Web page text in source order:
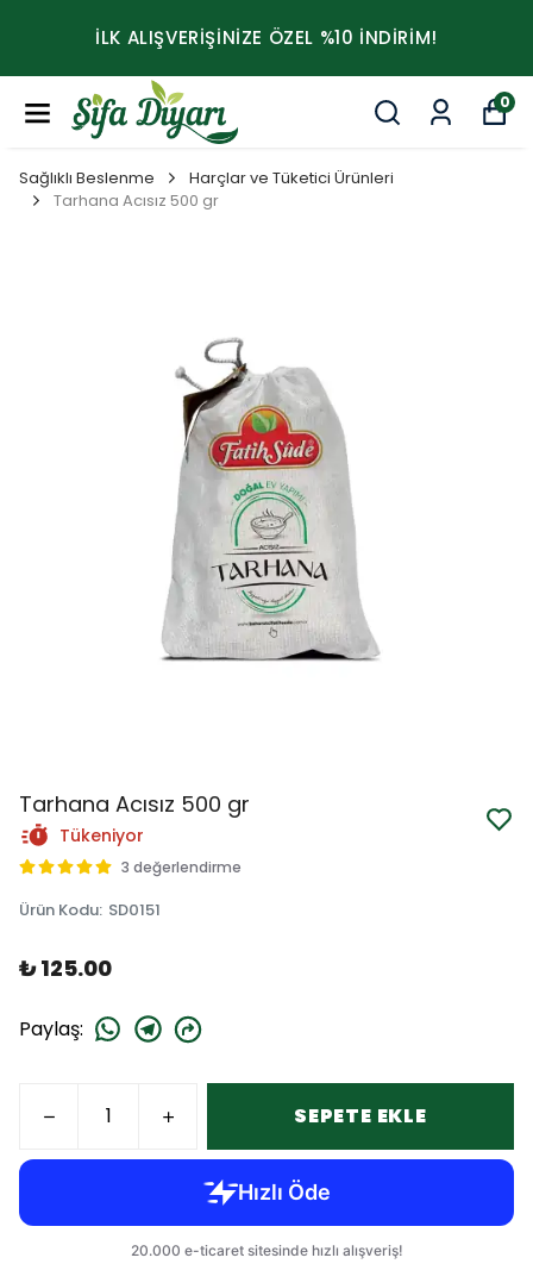
İLK ALIŞVERİŞİNİZE ÖZEL %10 İNDİRİM!
0
Sağlıklı Beslenme
Harçlar ve Tüketici Ürünleri
Tarhana Acısız 500 gr
Tarhana Acısız 500 gr
Tükeniyor
3 değerlendirme
Ürün Kodu: SD0151
₺ 125.00
Paylaş:
SEPETE EKLE